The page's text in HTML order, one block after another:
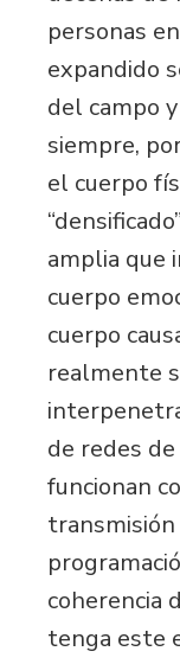
personas
expandido
del campo
siempre,
el cuerpo
amplia que
cuerpo
cuerpo
realmente
de redes
funcionan
coherencia
tenga este